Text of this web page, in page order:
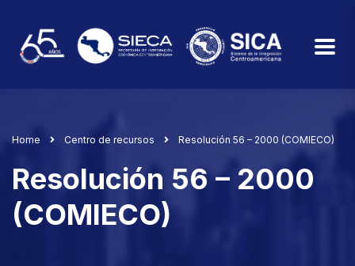
Home Centro de recursos Resolución 56 – 2000 (COMIECO)
Resolución 56 – 2000
(COMIECO)